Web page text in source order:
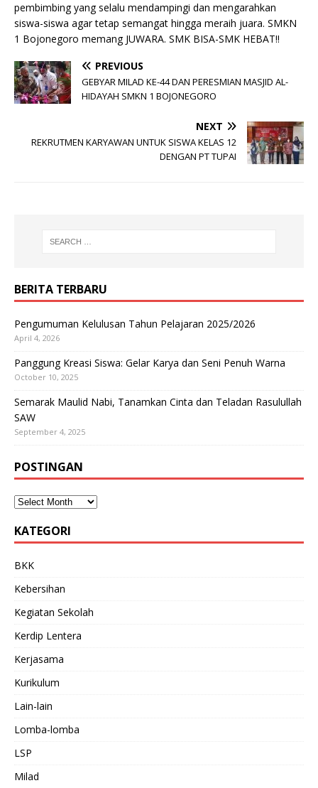
pembimbing yang selalu mendampingi dan mengarahkan
siswa-siswa agar tetap semangat hingga meraih juara. SMKN
1 Bojonegoro memang JUWARA. SMK BISA-SMK HEBAT!!
PREVIOUS
GEBYAR MILAD KE-44 DAN PERESMIAN MASJID AL-
HIDAYAH SMKN 1 BOJONEGORO
NEXT
REKRUTMEN KARYAWAN UNTUK SISWA KELAS 12
DENGAN PT TUPAI
BERITA TERBARU
Pengumuman Kelulusan Tahun Pelajaran 2025/2026
April 4, 2026
Panggung Kreasi Siswa: Gelar Karya dan Seni Penuh Warna
October 10, 2025
Semarak Maulid Nabi, Tanamkan Cinta dan Teladan Rasulullah
SAW
September 4, 2025
POSTINGAN
KATEGORI
BKK
Kebersihan
Kegiatan Sekolah
Kerdip Lentera
Kerjasama
Kurikulum
Lain-lain
Lomba-lomba
LSP
Milad